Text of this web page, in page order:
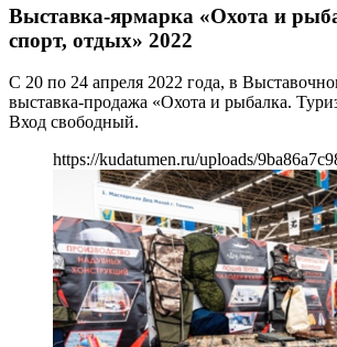
Выставка-ярмарка «Охота и
спорт, отдых» 2022
С 20 по 24 апреля 2022 года, в
выставка-продажа «Охота и рыбалка.
Вход свободный.
https://kudatumen.ru/uploads/